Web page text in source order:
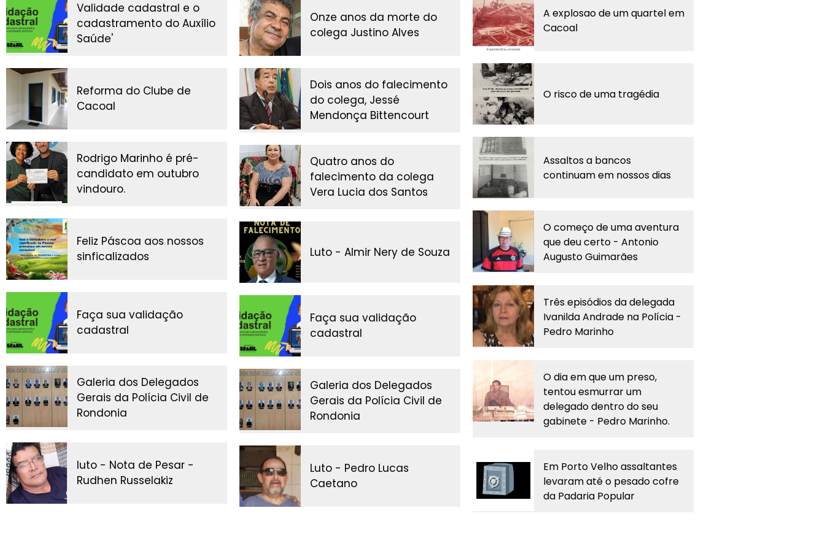
Validade cadastral e o
cadastramento do Auxílio
Saúde'
Reforma do Clube de
Cacoal
Rodrigo Marinho é pré-
candidato em outubro
vindouro.
Feliz Páscoa aos nossos
sinficalizados
Faça sua validação
cadastral
Galeria dos Delegados
Gerais da Polícia Civil de
Rondonia
luto - Nota de Pesar -
Rudhen Russelakiz
Onze anos da morte do
colega Justino Alves
Dois anos do falecimento
do colega, Jessé
Mendonça Bittencourt
Quatro anos do
falecimento da colega
Vera Lucia dos Santos
Luto - Almir Nery de Souza
Faça sua validação
cadastral
Galeria dos Delegados
Gerais da Polícia Civil de
Rondonia
Luto - Pedro Lucas
Caetano
A explosao de um quartel em
Cacoal
O risco de uma tragédia
Assaltos a bancos
continuam em nossos dias
O começo de uma aventura
que deu certo - Antonio
Augusto Guimarães
Três episódios da delegada
Ivanilda Andrade na Polícia -
Pedro Marinho
O dia em que um preso,
tentou esmurrar um
delegado dentro do seu
gabinete - Pedro Marinho.
Em Porto Velho assaltantes
levaram até o pesado cofre
da Padaria Popular